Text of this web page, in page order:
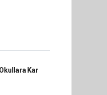
Kar